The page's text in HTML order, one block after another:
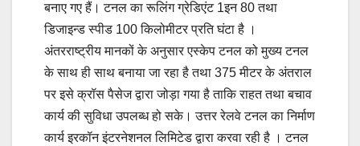
बनाए गए हैं। टनल का रूलिंग ग्रेडिएंट 1इन 80 तथा
डिजाइन्ड स्पीड 100 किलोमीटर प्रति घंटा है ।
अंतरराष्ट्रीय मानकों के अनुसार एस्केप टनल को मुख्य टनल
के साथ ही साथ बनाया जा रहा है तथा 375 मीटर के अंतराल
पर इसे क्रॉस पैसेज द्वारा जोड़ा गया है ताकि राहत तथा बचाव
कार्य की सुविधा उपलब्ध हो सके। उत्तर रेलवे टनल का निर्माण
कार्य इरकॉन इंटरनेशनल लिमिटेड द्वारा करवा रही है । टनल